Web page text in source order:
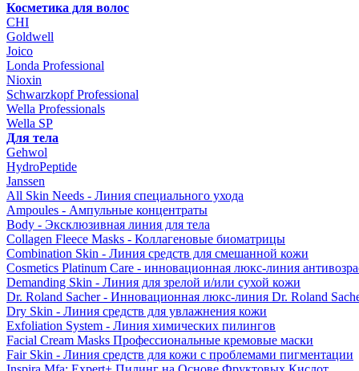
Косметика для волос
CHI
Goldwell
Joico
Londa Professional
Nioxin
Schwarzkopf Professional
Wella Professionals
Wella SP
Для тела
Gehwol
HydroPeptide
Janssen
All Skin Needs - Линия специального ухода
Ampoules - Ампульные концентраты
Body - Эксклюзивная линия для тела
Collagen Fleece Masks - Коллагеновые биоматрицы
Combination Skin - Линия средств для смешанной кожи
Cosmetics Platinum Care - инновационная люкс-линия
Demanding Skin - Линия для зрелой и/или сухой кожи
Dr. Roland Sacher - Инновационная люкс-линия Dr. Roland
Dry Skin - Линия средств для увлажнения кожи
Exfoliation System - Линия химических пилингов
Facial Cream Masks Профессиональные кремовые маски
Fair Skin - Линия средств для кожи с проблемами пигментации